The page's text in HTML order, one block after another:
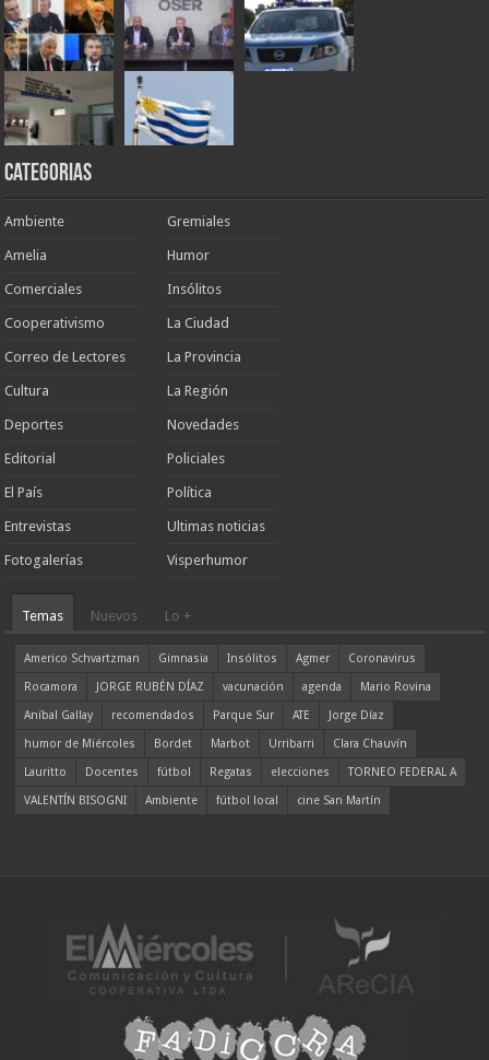
Categorias
Ambiente
Amelia
Comerciales
Cooperativismo
Correo de Lectores
Cultura
Deportes
Editorial
El País
Entrevistas
Fotogalerías
Gremiales
Humor
Insólitos
La Ciudad
La Provincia
La Región
Novedades
Policiales
Política
Ultimas noticias
Visperhumor
Temas Nuevos Lo +
Americo Schvartzman Gimnasia Insólitos Agmer
Coronavirus
Rocamora
JORGE RUBÉN DÍAZ vacunación agenda
Mario Rovina
Aníbal Gallay
recomendados Parque Sur ATE
Jorge Díaz
humor de Miércoles
Bordet Marbot Urribarri
Clara Chauvín
Lauritto
Docentes fútbol Regatas elecciones
TORNEO FEDERAL A
VALENTÍN BISOGNI
Ambiente fútbol local cine San Martín